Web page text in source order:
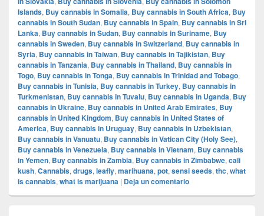
Islands, Buy cannabis in Somalia, Buy cannabis in South Africa, Buy
cannabis in South Sudan, Buy cannabis in Spain, Buy cannabis in Sri
Lanka, Buy cannabis in Sudan, Buy cannabis in Suriname, Buy
cannabis in Sweden, Buy cannabis in Switzerland, Buy cannabis in
Syria, Buy cannabis in Taiwan, Buy cannabis in Tajikistan, Buy
cannabis in Tanzania, Buy cannabis in Thailand, Buy cannabis in
Togo, Buy cannabis in Tonga, Buy cannabis in Trinidad and Tobago,
Buy cannabis in Tunisia, Buy cannabis in Turkey, Buy cannabis in
Turkmenistan, Buy cannabis in Tuvalu, Buy cannabis in Uganda, Buy
cannabis in Ukraine, Buy cannabis in United Arab Emirates, Buy
cannabis in United Kingdom, Buy cannabis in United States of
America, Buy cannabis in Uruguay, Buy cannabis in Uzbekistan,
Buy cannabis in Vanuatu, Buy cannabis in Vatican City (Holy See),
Buy cannabis in Venezuela, Buy cannabis in Vietnam, Buy cannabis
in Yemen, Buy cannabis in Zambia, Buy cannabis in Zimbabwe, cali
kush, Cannabis, drugs, leafly, marihuana, pot, sensi seeds, thc, what
is cannabis, what is marijuana | Deja un comentario